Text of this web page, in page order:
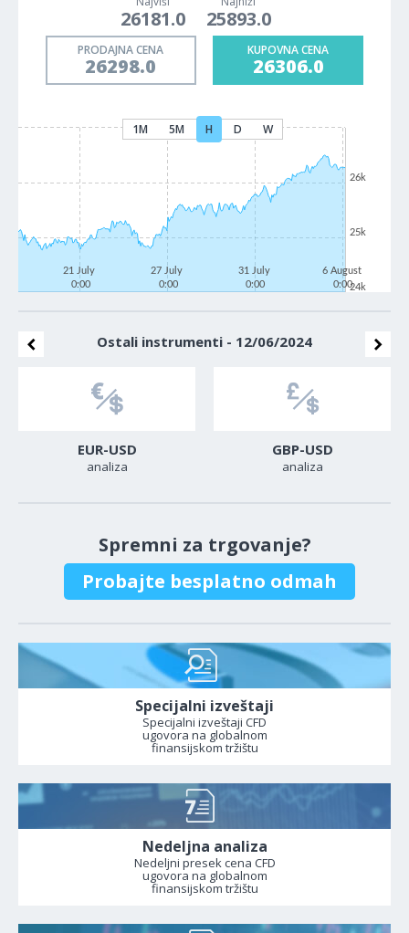
26181.0 25893.0
PRODAJNA CENA
26298.0
KUPOVNA CENA
26306.0
1M 5M H D W
21 July
0:00
27 July
0:00
31 July
0:00
6 August
0:0024k
25k
26k
Ostali instrumenti - 12/06/2024
EUR-USD
analiza
GBP-USD
analiza
Spremni za trgovanje?
Probajte besplatno odmah
Specijalni izveštaji
Specijalni izveštaji CFD
ugovora na globalnom
finansijskom tržištu
Nedeljna analiza
Nedeljni presek cena CFD
ugovora na globalnom
finansijskom tržištu